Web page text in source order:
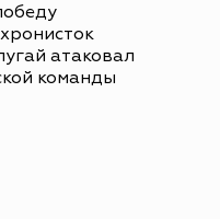
атаковал
команды